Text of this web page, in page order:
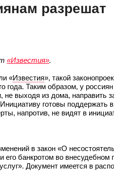
разрешат
«Известия».
«Известия», такой
года. Таким образом, у
выходя из дома, направить
готовы поддержать
напротив, не видят в
в закон «О
его банкротом во внесудебном
Документ имеется в